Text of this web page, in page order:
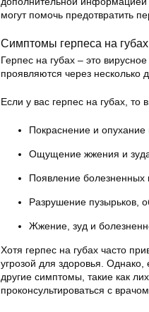
могут помочь предотвратить
Симптомы герпеса на губах
Герпес на губах – это
проявляются через несколько
Если у вас герпес на губах, то
Покраснение и опухание
Ощущение жжения и зуда
Появление болезненных
Разрушение пузырьков,
Жжение, зуд и
Хотя герпес на губах часто
угрозой для здоровья. Однако,
другие симптомы, такие как
проконсультироваться с врачом.